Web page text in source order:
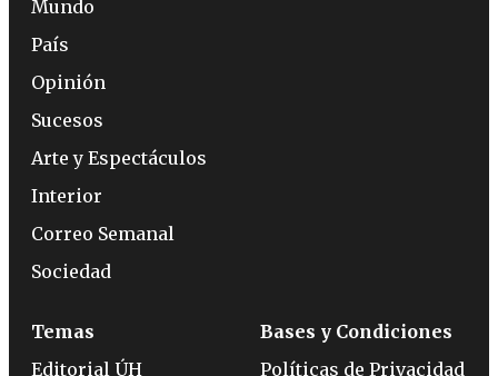
Mundo
País
Opinión
Sucesos
Arte y Espectáculos
Interior
Correo Semanal
Sociedad
Temas
Editorial ÚH
Bases y Condiciones
Políticas de Privacidad